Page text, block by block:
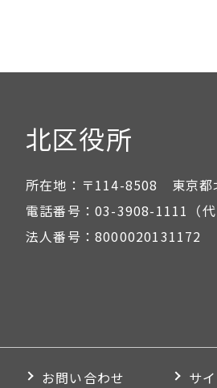
北区役所
所在地： 〒114-8508 東京都
電話番号： 03-3908-1111 （
法人番号： 8000020131172
お問い合わせ サ